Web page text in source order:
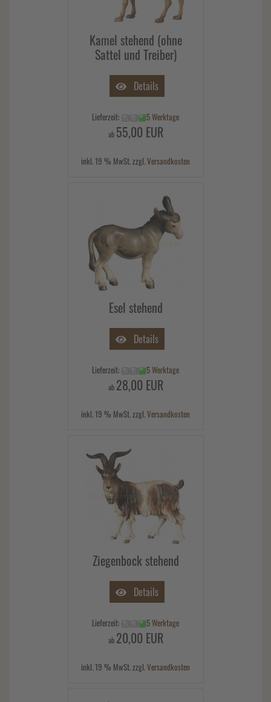
Kamel stehend (ohne
Sattel und Treiber)
Details
Lieferzeit: 5 Werktage
ab 55,00 EUR
inkl. 19 % MwSt. zzgl.Versandkosten
Esel stehend
Details
Lieferzeit: 5 Werktage
ab 28,00 EUR
inkl. 19 % MwSt. zzgl.Versandkosten
Ziegenbock stehend
Details
Lieferzeit: 5 Werktage
ab 20,00 EUR
inkl. 19 % MwSt. zzgl.Versandkosten